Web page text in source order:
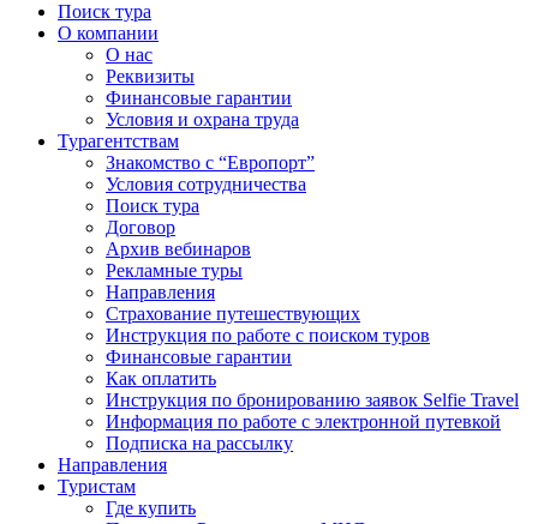
Поиск тура
О компании
О нас
Реквизиты
Финансовые гарантии
Условия и охрана труда
Турагентствам
Знакомство с “Европорт”
Условия сотрудничества
Поиск тура
Договор
Архив вебинаров
Рекламные туры
Направления
Страхование путешествующих
Инструкция по работе с поиском туров
Финансовые гарантии
Как оплатить
Инструкция по бронированию заявок Selfie Travel
Информация по работе с электронной путевкой
Подписка на рассылку
Направления
Туристам
Где купить